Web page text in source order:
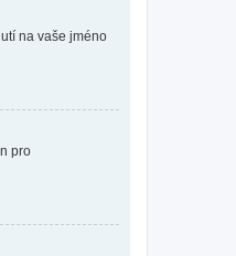
na vaše jméno
pro